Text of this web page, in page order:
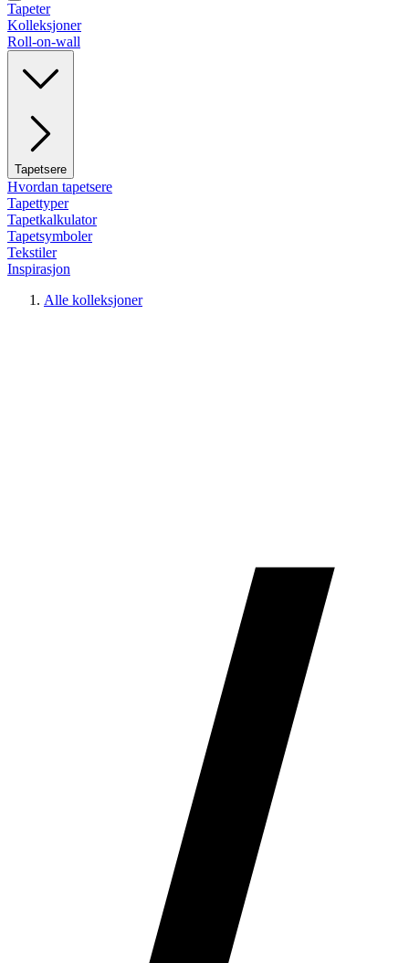
Tapeter
Kolleksjoner
Roll-on-wall
Tapetsere
Hvordan tapetsere
Tapettyper
Tapetkalkulator
Tapetsymboler
Tekstiler
Inspirasjon
Alle kolleksjoner